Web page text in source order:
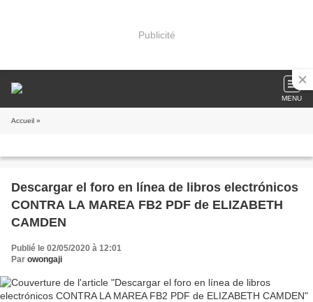
Publicité
MENU
Accueil »
Descargar el foro en línea de libros electrónicos
CONTRA LA MAREA FB2 PDF de ELIZABETH
CAMDEN
Publié le 02/05/2020 à 12:01
Par owongaji